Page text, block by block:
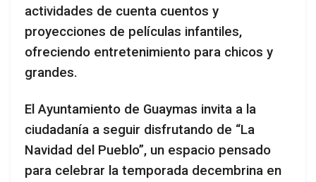
actividades de cuenta cuentos y
proyecciones de películas infantiles,
ofreciendo entretenimiento para chicos y
grandes.
El Ayuntamiento de Guaymas invita a la
ciudadanía a seguir disfrutando de “La
Navidad del Pueblo”, un espacio pensado
para celebrar la temporada decembrina en